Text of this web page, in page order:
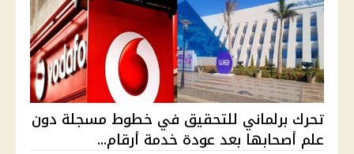
تحرك برلماني للتحقيق في خطوط مسجلة دون
علم أصحابها بعد عودة خدمة أرقام...